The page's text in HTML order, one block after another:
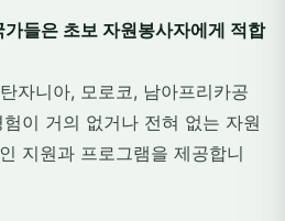
들은 초보 자원봉사자에게 적합
자니아, 모로코, 남아프리카공
이 거의 없거나 전혀 없는 자원
지원과 프로그램을 제공합니